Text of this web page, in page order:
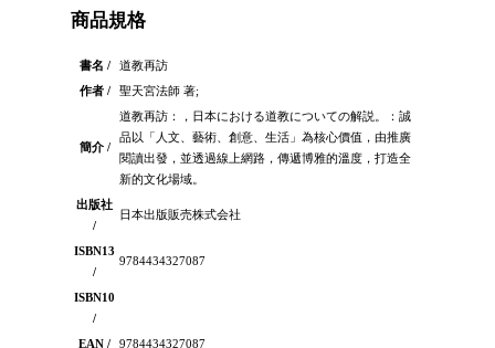
商品規格
書名 /
道教再訪
作者 /
聖天宮法師 著;
簡介 /
道教再訪：，日本における道教についての解説。：誠
品以「人文、藝術、創意、生活」為核心價值，由推廣
閱讀出發，並透過線上網路，傳遞博雅的溫度，打造全
新的文化場域。
出版社
/
日本出版販売株式会社
ISBN13
/
9784434327087
ISBN10
/
EAN /
9784434327087